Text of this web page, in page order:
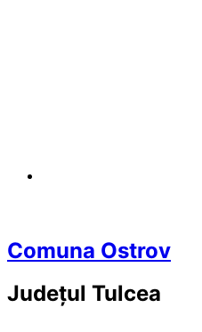
Comuna Ostrov
Județul Tulcea